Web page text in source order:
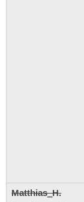
Matthias_H.